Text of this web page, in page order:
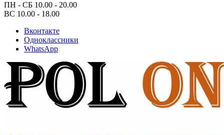
ПН - СБ 10.00 - 20.00
ВС 10.00 - 18.00
Вконтакте
Одноклассники
WhatsApp